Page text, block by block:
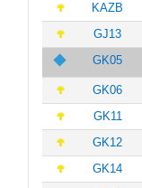
KAZB
GJ13
GK05
GK06
GK11
GK12
GK14